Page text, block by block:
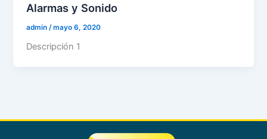
Alarmas y Sonido
admin /mayo 6, 2020
Descripción 1